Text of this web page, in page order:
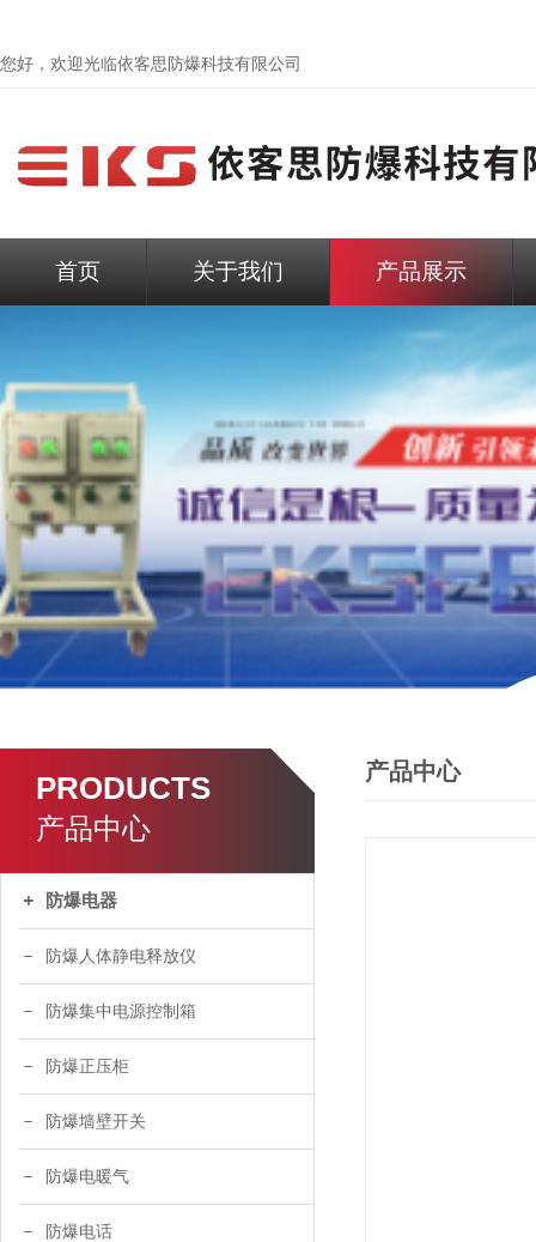
您好，欢迎光临依客思防爆科技有限公司
首页 关于我们 产品展示
PRODUCTS
产品中心
防爆电器
防爆人体静电释放仪
防爆集中电源控制箱
防爆正压柜
防爆墙壁开关
防爆电暖气
防爆电话
产品中心